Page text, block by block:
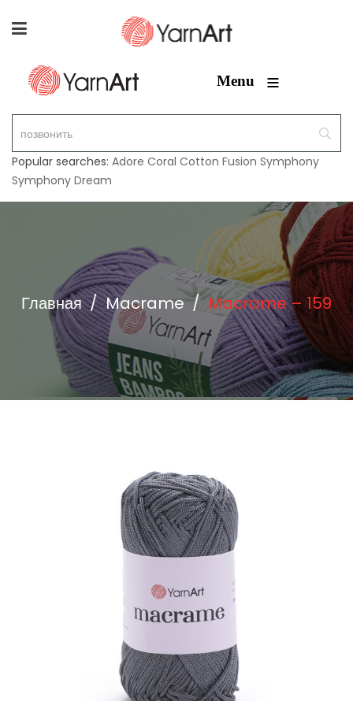
Menu ≡
Popular searches: Adore Coral Cotton Fusion Symphony
Symphony Dream
Главная / Macrame / Macrame – 159